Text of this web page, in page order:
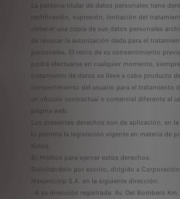
La persona titular de datos personales tiene
rectificación, supresión, limitación del
obtener una copia de sus datos personales
de revocar la autorización dada para el
personales. El retiro de su consentimiento
podrá efectuarse en cualquier momento,
tratamiento de datos se lleve a cabo producto
consentimiento del usuario para el tratamiento
un vínculo contractual o comercial diferente al
página web.
Los presentes derechos son de aplicación, en
lo permita la legislación vigente en materia de
datos.
B) Medios para ejercer estos derechos:
Solicitándolo por escrito, dirigido a
Nexumcorp S.A. en la siguiente dirección:
- A su dirección registrada: Av. Del Bombero